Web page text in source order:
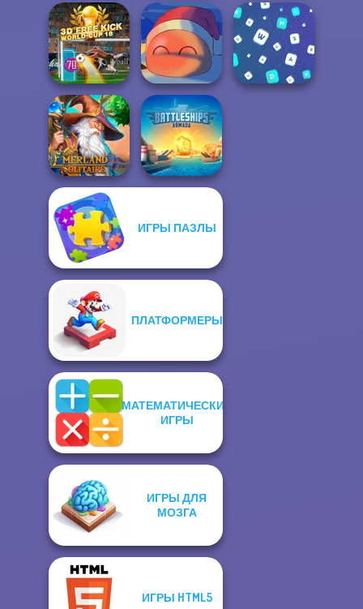
Mosaic Artimo Power Light Balloon Match 3D
3D Free Kick
World Cup 18
Fireblob Winter
Emerland
Solitaire
Battleships
ИГРЫ ПАЗЛЫ
ПЛАТФОРМЕРЫ
МАТЕМАТИЧЕСКИЕ
ИГРЫ
ИГРЫ ДЛЯ
МОЗГА
ИГРЫ HTML5